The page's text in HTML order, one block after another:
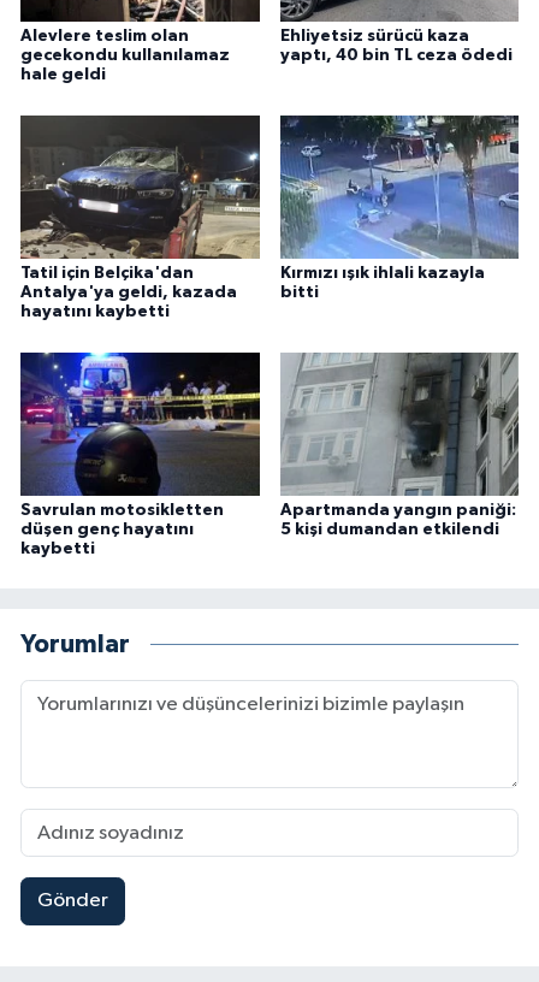
Alevlere teslim olan
gecekondu kullanılamaz
hale geldi
Ehliyetsiz sürücü kaza
yaptı, 40 bin TL ceza ödedi
Tatil için Belçika'dan
Antalya'ya geldi, kazada
hayatını kaybetti
Kırmızı ışık ihlali kazayla
bitti
Savrulan motosikletten
düşen genç hayatını
kaybetti
Apartmanda yangın paniği:
5 kişi dumandan etkilendi
Yorumlar
Gönder